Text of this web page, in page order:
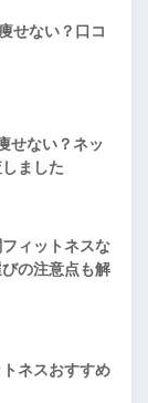
せない？口コ
せない？ネッ
ました
フィットネスな
の注意点も解
トネスおすすめ